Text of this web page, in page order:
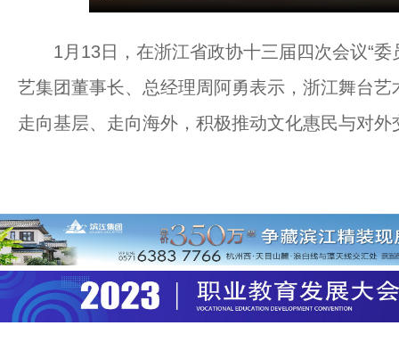
1月13日，在浙江省政协十三届四次会议“委
艺集团董事长、总经理周阿勇表示，浙江舞台
走向基层、走向海外，积极推动文化惠民与对外